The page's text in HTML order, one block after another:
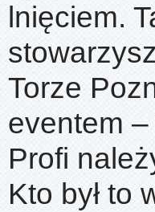
lnięciem.
Torze
eventem
Profi
Kto był to